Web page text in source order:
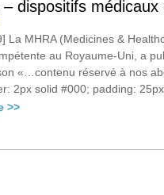
dispositifs
La MHRA (Medicines &
au Royaume-Uni, a
«…contenu réservé à nos
2px solid #000; padding:
>>